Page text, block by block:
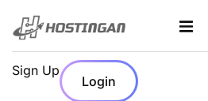
Sign Up
Login